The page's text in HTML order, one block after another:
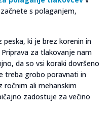
s polaganjem,
ki je brez korenin in
za tlakovanje nam
da so vsi koraki dovršeno
treba grobo poravnati in
ročnim ali mehanskim
zadostuje za večino